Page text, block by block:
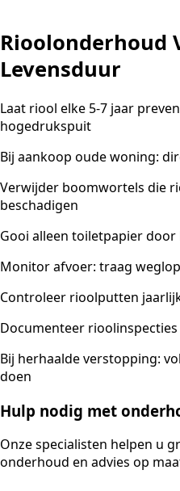
Rioolonderhoud
Levensduur
Laat riool elke 5-7 jaar
hogedrukspuit
Bij aankoop oude woning:
Verwijder boomwortels die
beschadigen
Gooi alleen toiletpapier
Monitor afvoer: traag
Controleer rioolputten
Documenteer
Bij herhaalde verstopping:
doen
Hulp nodig met
Onze specialisten helpen u
onderhoud en advies op